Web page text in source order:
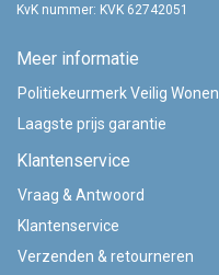
KvK nummer: KVK 62742051
Meer informatie
Politiekeurmerk Veilig Wonen
Laagste prijs garantie
Klantenservice
Vraag & Antwoord
Klantenservice
Verzenden & retourneren